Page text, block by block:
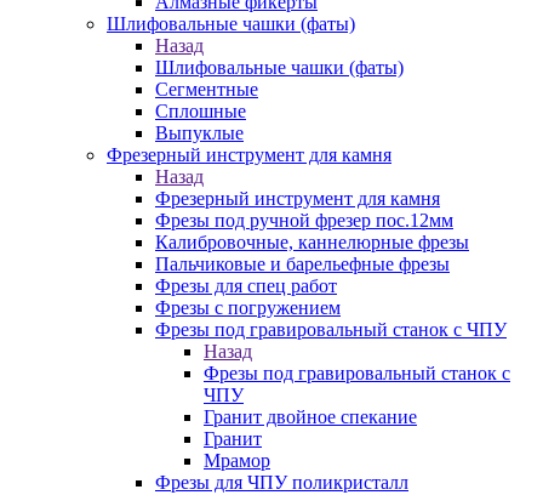
Шлифовальные чашки (фаты)
Назад
Шлифовальные чашки (фаты)
Сегментные
Сплошные
Выпуклые
Фрезерный инструмент для камня
Назад
Фрезерный инструмент для камня
Фрезы под ручной фрезер пос.12мм
Калибровочные, каннелюрные фрезы
Пальчиковые и барельефные фрезы
Фрезы для спец работ
Фрезы с погружением
Фрезы под гравировальный станок с ЧПУ
Назад
Фрезы под гравировальный станок с
ЧПУ
Гранит двойное спекание
Гранит
Мрамор
Фрезы для ЧПУ поликристалл